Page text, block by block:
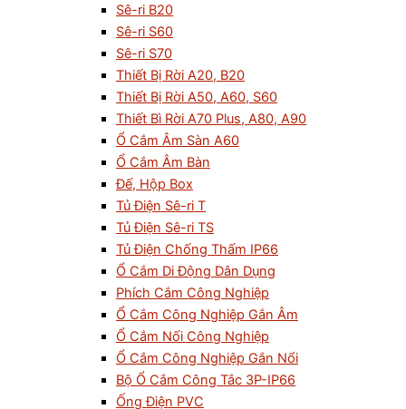
Sê-ri B20
Sê-ri S60
Sê-ri S70
Thiết Bị Rời A20, B20
Thiết Bị Rời A50, A60, S60
Thiết Bì Rời A70 Plus, A80, A90
Ổ Cắm Âm Sàn A60
Ổ Cắm Âm Bàn
Đế, Hộp Box
Tủ Điện Sê-ri T
Tủ Điện Sê-ri TS
Tủ Điện Chống Thấm IP66
Ổ Cắm Di Động Dân Dụng
Phích Cắm Công Nghiệp
Ổ Cắm Công Nghiệp Gắn Âm
Ổ Cắm Nối Công Nghiệp
Ổ Cắm Công Nghiệp Gắn Nổi
Bộ Ổ Cắm Công Tắc 3P-IP66
Ống Điện PVC